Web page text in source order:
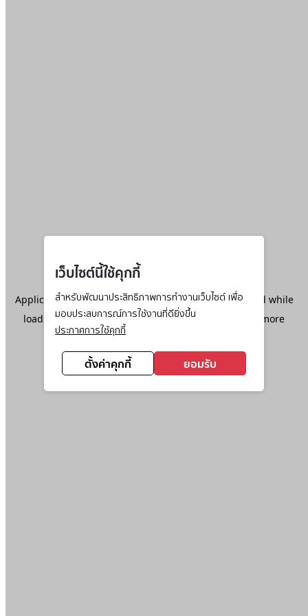
เว็บไซต์นี้ใช้คุกกี้
สำหรับพัฒนาประสิทธิภาพการทำงานเว็บไซต์ เพื่อ
มอบประสบการณ์การใช้งานที่ดียิ่งขึ้น
ประกาศการใช้คุกกี้
ตั้งค่าคุกกี้ ยอมรับ
Application error: aclient-side exception has occurred while
loadingwww.ktc.co.th(see the browser console
for more
information).